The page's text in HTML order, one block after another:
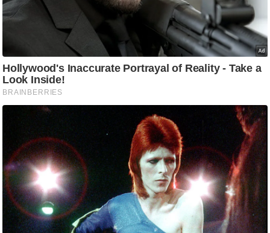
ई
.
य
प
र
स
ध
र्म
ज्यो
ति
ष